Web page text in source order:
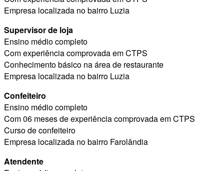
Empresa localizada no bairro Luzia
Supervisor de loja
Ensino médio completo
Com experiência comprovada em CTPS
Conhecimento básico na área de restaurante
Empresa localizada no bairro Luzia
Confeiteiro
Ensino médio completo
Com 06 meses de experiência comprovada em CTPS
Curso de confeiteiro
Empresa localizada no bairro Farolândia
Atendente